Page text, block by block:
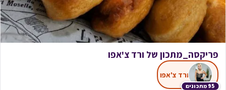
פריקסה_מתכון של ורד צ'אפו
95 מתכונים
ורד צ'אפו